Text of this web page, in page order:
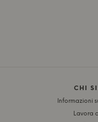
CHI
Informazioni
Lavora